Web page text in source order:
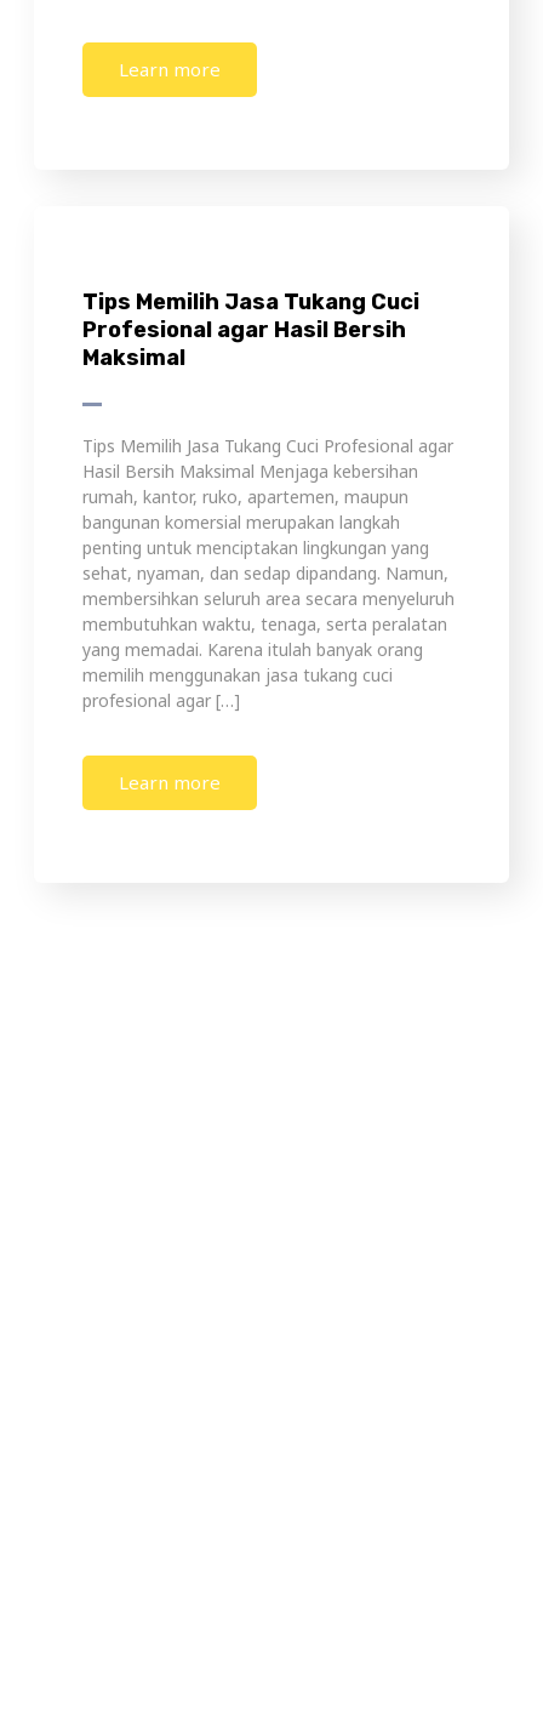
Learn more
Tips Memilih Jasa Tukang Cuci
Profesional agar Hasil Bersih
Maksimal
Tips Memilih Jasa Tukang Cuci Profesional agar
Hasil Bersih Maksimal Menjaga kebersihan
rumah, kantor, ruko, apartemen, maupun
bangunan komersial merupakan langkah
penting untuk menciptakan lingkungan yang
sehat, nyaman, dan sedap dipandang. Namun,
membersihkan seluruh area secara menyeluruh
membutuhkan waktu, tenaga, serta peralatan
yang memadai. Karena itulah banyak orang
memilih menggunakan jasa tukang cuci
profesional agar […]
Learn more